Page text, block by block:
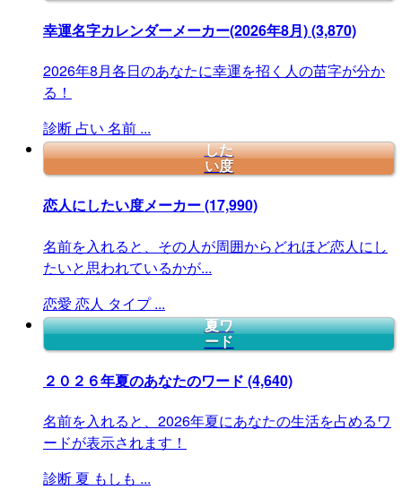
幸運名字カレンダーメーカー(2026年8月)(3,870)
2026年8月各日のあなたに幸運を招く人の苗字が分か
る！
診断 占い 名前 ...
した
い度
恋人にしたい度メーカー(17,990)
名前を入れると、その人が周囲からどれほど恋人にし
たいと思われているかが...
恋愛 恋人 タイプ ...
夏ワ
ード
２０２６年夏のあなたのワード (4,640)
名前を入れると、2026年夏にあなたの生活を占めるワ
ードが表示されます！
診断 夏 もしも ...